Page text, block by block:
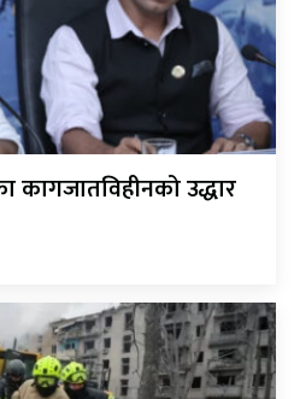
कागजातविहीनको उद्धार